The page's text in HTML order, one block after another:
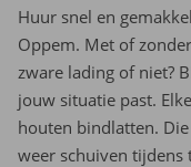
Huur snel en
Oppem. Met of
zware lading of niet?
jouw situatie past.
houten bindlatten.
weer schuiven tijdens